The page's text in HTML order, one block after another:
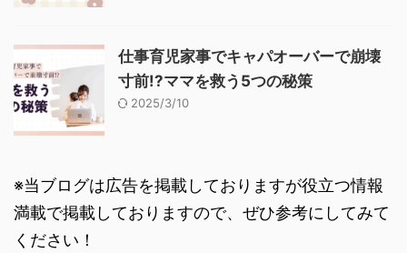
仕事育児家事でキャパオーバーで崩壊
寸前!?ママを救う5つの秘策
2025/3/10
※当ブログは広告を掲載しておりますが役立つ情報
満載で掲載しておりますので、ぜひ参考にしてみて
ください！